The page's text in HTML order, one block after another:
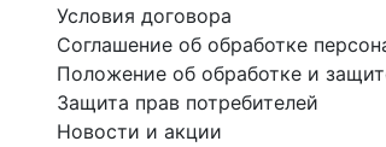
Условия договора
Соглашение об обработке
Положение об обработке и
Защита прав потребителей
Новости и акции